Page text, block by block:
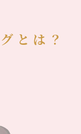
とは？